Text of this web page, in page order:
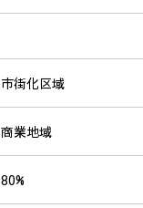
市街化区域
商業地域
80%